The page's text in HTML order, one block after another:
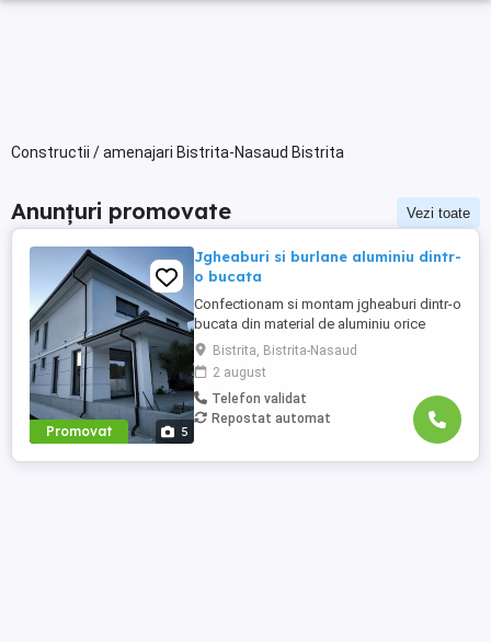
Constructii / amenajari Bistrita-Nasaud Bistrita
Anunțuri promovate Vezi toate
Promovat 5
Jgheaburi si burlane aluminiu dintr-
o bucata
Confectionam si montam jgheaburi dintr-o
bucata din material de aluminiu orice
lungime . Jgheabul se face la fata locului
dupa lungimea necesara. Avem diferite
dimensiuni si culori, astfel clientul poate
alege varianta potrivita pentru casa lui.
Suntem deschisi la colaborari pe termen
Bistrita, Bistrita-Nasaud
2 august
Telefon validat
Repostat automat